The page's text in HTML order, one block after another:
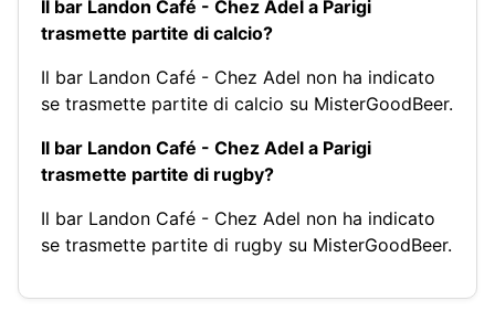
Il bar Landon Café - Chez Adel a Parigi
trasmette partite di calcio?
Il bar Landon Café - Chez Adel non ha indicato
se trasmette partite di calcio su MisterGoodBeer.
Il bar Landon Café - Chez Adel a Parigi
trasmette partite di rugby?
Il bar Landon Café - Chez Adel non ha indicato
se trasmette partite di rugby su MisterGoodBeer.